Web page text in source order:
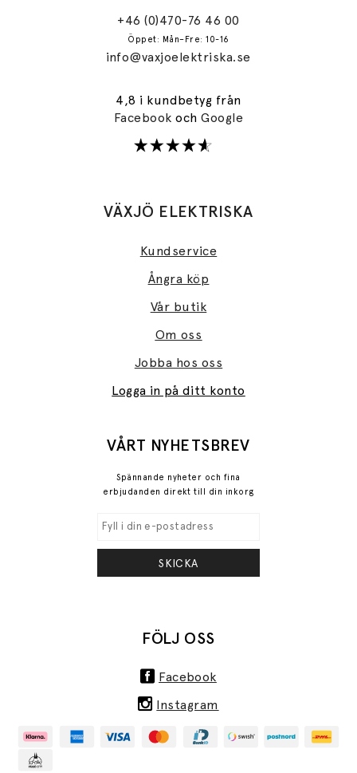
+46 (0)470-76 46 00
Öppet: Mån–Fre: 10-16
info@vaxjoelektriska.se
4,8 i kundbetyg från
FacebookochGoogle
VÄXJÖ ELEKTRISKA
Kundservice
Ångra köp
Vår butik
Om oss
Jobba hos oss
Logga in på ditt konto
VÅRT NYHETSBREV
Spännande nyheter och fina
erbjudanden direkt till din inkorg
SKICKA
FÖLJ OSS
Facebook
Instagram